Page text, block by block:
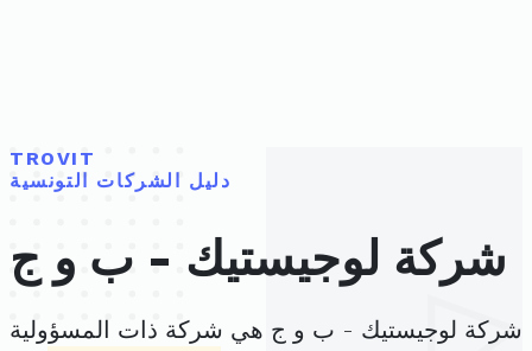
TROVIT
دليل الشركات التونسية
شركة لوجيستيك - ب و ج
شركة لوجيستيك - ب و ج هي شركة ذات المسؤولية